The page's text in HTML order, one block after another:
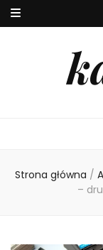
Strona główna /
–